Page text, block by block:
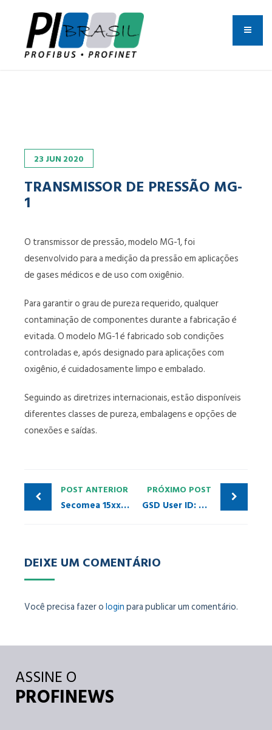
23 JUN 2020
TRANSMISSOR DE PRESSÃO MG-
1
O transmissor de pressão, modelo MG-1, foi
desenvolvido para a medição da pressão em aplicações
de gases médicos e de uso com oxigênio.
Para garantir o grau de pureza requerido, qualquer
contaminação de componentes durante a fabricação é
evitada. O modelo MG-1 é fabricado sob condições
controladas e, após designado para aplicações com
oxigênio, é cuidadosamente limpo e embalado.
Seguindo as diretrizes internacionais, estão disponíveis
diferentes classes de pureza, embalagens e opções de
conexões e saídas.
POST ANTERIOR
Secomea 15xx – Gateway Edge IIoT com Certificação de Segurança Industrial
PRÓXIMO POST
GSD User ID: Simples e Fácil. Simplifique seu dia a dia em configurações cíclicas em redes PROFIBUS-PA
DEIXE UM COMENTÁRIO
Você precisa fazer ologinpara publicar um comentário.
ASSINE O
PROFINEWS